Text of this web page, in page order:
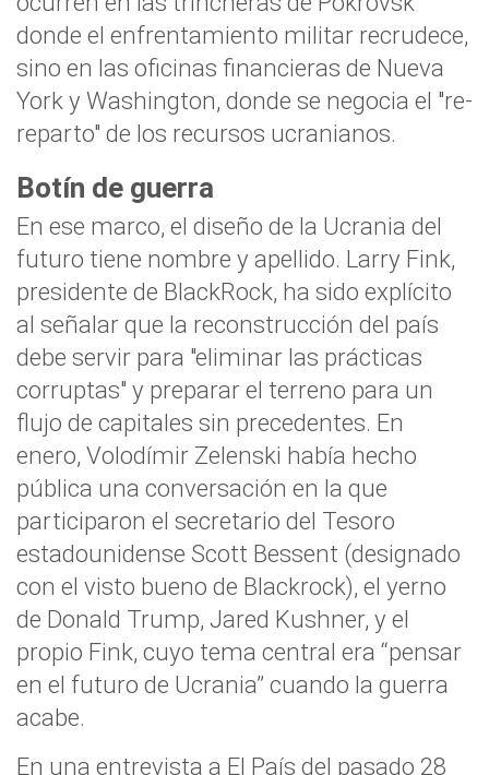
donde el enfrentamiento militar recrudece,
sino en las oficinas financieras de Nueva
York y Washington, donde se negocia el "re-
reparto" de los recursos ucranianos.
Botín de guerra
En ese marco, el diseño de la Ucrania del
futuro tiene nombre y apellido. Larry Fink,
presidente de BlackRock, ha sido explícito
al señalar que la reconstrucción del país
debe servir para "eliminar las prácticas
corruptas" y preparar el terreno para un
flujo de capitales sin precedentes. En
enero, Volodímir Zelenski había hecho
pública una conversación en la que
participaron el secretario del Tesoro
estadounidense Scott Bessent (designado
con el visto bueno de Blackrock), el yerno
de Donald Trump, Jared Kushner, y el
propio Fink, cuyo tema central era “pensar
en el futuro de Ucrania” cuando la guerra
acabe.
En una entrevista a El País del pasado 28